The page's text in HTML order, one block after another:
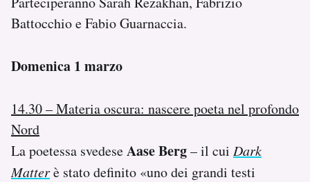
Battocchio e Fabio Guarnaccia.
Domenica 1 marzo
14.30 – Materia oscura: nascere poeta nel profondo
Nord
La poetessa svedeseAase Berg– il cui Dark
Matterè stato definito «uno dei grandi testi